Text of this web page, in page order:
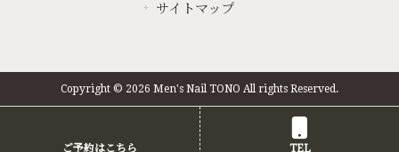
サイトマップ
Copyright © 2026 Men's Nail TONO All rights Reserved.
ご予約はこちら TEL